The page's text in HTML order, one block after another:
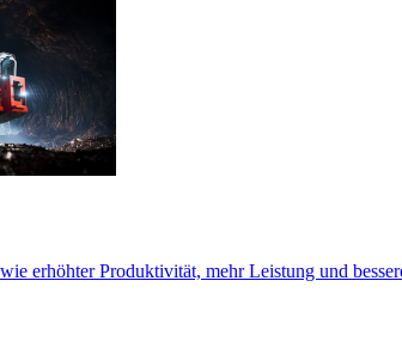
erhöhter Produktivität, mehr Leistung und